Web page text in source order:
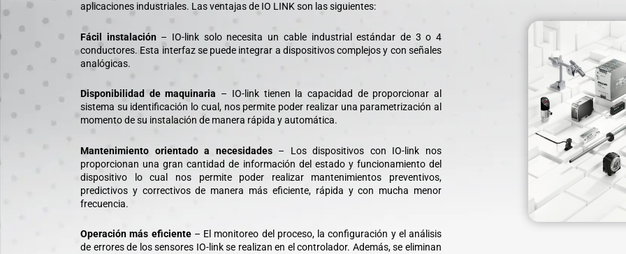
aplicaciones industriales. Las ventajas de IO LINK son las siguientes:
Fácil instalación– IO-link solo necesita un cable industrial estándar de 3 o 4
conductores. Esta interfaz se puede integrar a dispositivos complejos y con señales
analógicas.
Disponibilidad de maquinaria – IO-link tienen la capacidad de proporcionar al
sistema su identificación lo cual, nos permite poder realizar una parametrización al
momento de su instalación de manera rápida y automática.
Mantenimiento orientado a necesidades– Los dispositivos con IO-link nos
proporcionan una gran cantidad de información del estado y funcionamiento del
dispositivo lo cual nos permite poder realizar mantenimientos preventivos,
predictivos y correctivos de manera más eficiente, rápida y con mucha menor
frecuencia.
Operación más eficiente – El monitoreo del proceso, la configuración y el análisis
de errores de los sensores IO-link se realizan en el controlador. Además, se eliminan